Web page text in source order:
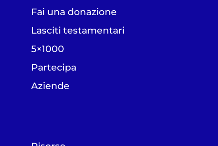
Fai una donazione
Lasciti testamentari
5×1000
Partecipa
Aziende